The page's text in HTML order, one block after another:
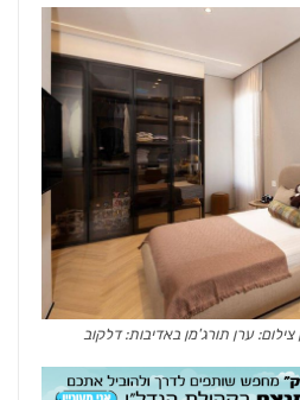
צילום: ערן תורג'מן באדיבות: דלקוב